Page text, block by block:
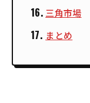
三角市場
まとめ